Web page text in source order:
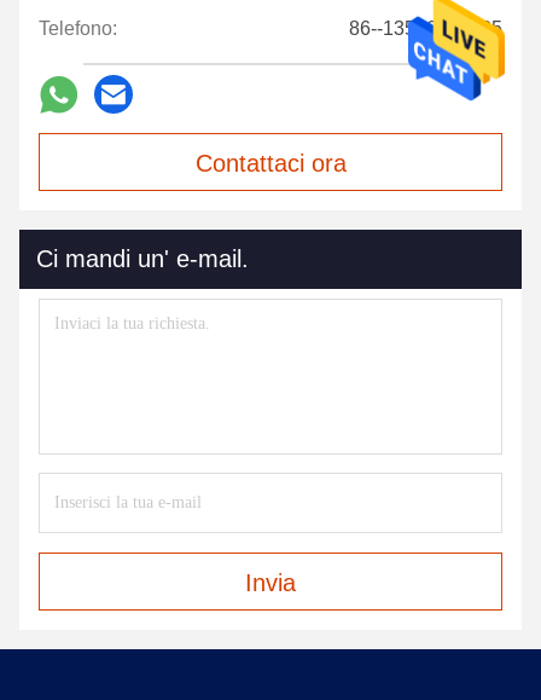
Telefono: 86--13546943585
Contattaci ora
Ci mandi un' e-mail.
Invia